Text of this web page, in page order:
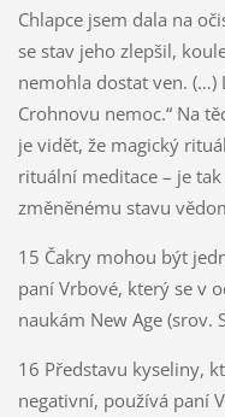
Chlapce jsem dala na
se stav jeho zlepšil,
nemohla dostat ven. (…)
Crohnovu nemoc.“ Na
je vidět, že magický
rituální meditace – je
změněnému stavu
15 Čakry mohou být
paní Vrbové, který se v
naukám New Age (srov.
16 Představu kyseliny,
negativní, používá paní